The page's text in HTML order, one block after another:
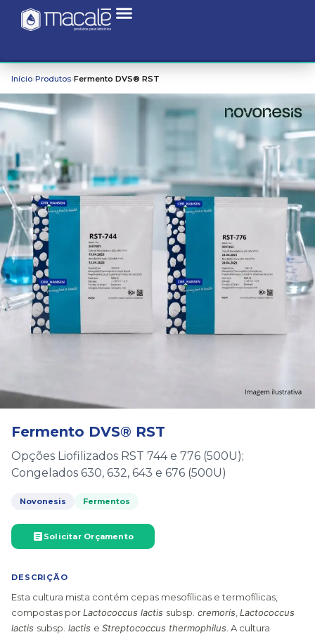
Início›Produtos›Fermento DVS® RST
Fermento DVS® RST
Opções Liofilizados RST 744 e 776 (500U);
Congelados 630, 632, 643 e 676 (500U)
Novonesis Fermentos
Solicitar Orçamento
DESCRIÇÃO
Esta cultura mista contém cepas mesofílicas e termofílicas,
compostas porLactococcus lactis subsp. cremoris Lactococcus
lactis subsp. lactis e Streptococcus thermophilus . A cultura